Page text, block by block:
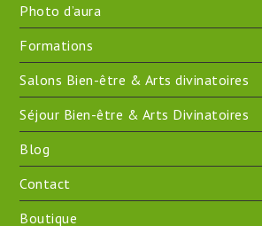
Photo d’aura
Formations
Salons Bien-être & Arts divinatoires
Séjour Bien-être & Arts Divinatoires
Blog
Contact
Boutique